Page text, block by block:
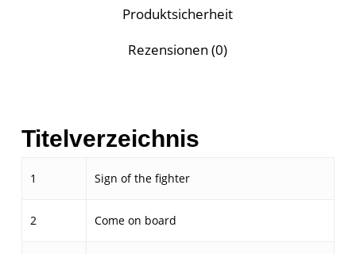
Produktsicherheit
Rezensionen (0)
Titelverzeichnis
1 Sign of the fighter
2 Come on board